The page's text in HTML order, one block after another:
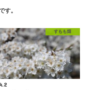
す。
すもも畑